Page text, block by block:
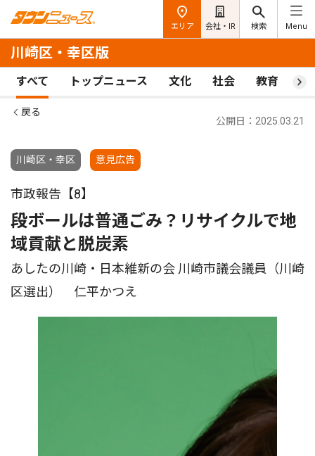
エリア 会社・IR 検索 Menu
川崎区・幸区版
すべて トップニュース 文化 社会 教育 ス
戻る
川崎区・幸区 意見広告
公開日：2025.03.21
市政報告【8】
段ボールは普通ごみ？リサイクルで地
域貢献と脱炭素
あしたの川崎・日本維新の会 川崎市議会議員（川崎
区選出） 仁平かつえ